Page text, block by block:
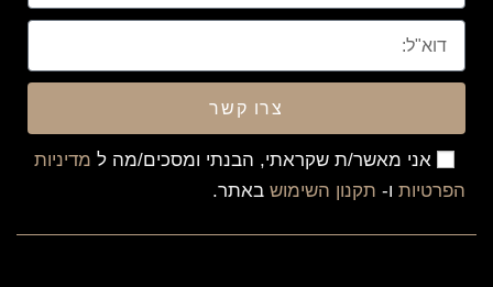
אני מאשר/ת שקראתי, הבנתי ומסכים/מה ל מדיניות
הפרטיות ו- תקנון השימוש באתר.
צרו קשר